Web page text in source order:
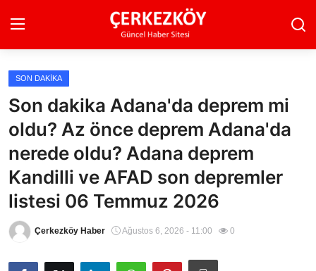
Ana Sayfa
Son Dakika
Ekonomi Haberleri
Magazin Haberleri
Spor Haberleri
Teknoloji Haberleri
SON DAKIKA
Son dakika Adana'da deprem mi
oldu? Az önce deprem Adana'da
nerede oldu? Adana deprem
Kandilli ve AFAD son depremler
listesi 06 Temmuz 2026
Çerkezköy Haber Ağustos 6, 2026 - 11:00 0